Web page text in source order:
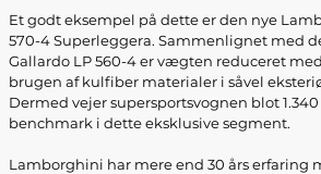
Et godt eksempel på dette er den nye
570-4 Superleggera. Sammenlignet med
Gallardo LP 560-4 er vægten reduceret
brugen af kulfiber materialer i såvel
Dermed vejer supersportsvognen blot
benchmark i dette eksklusive segment.
Lamborghini har mere end 30 års erfaring